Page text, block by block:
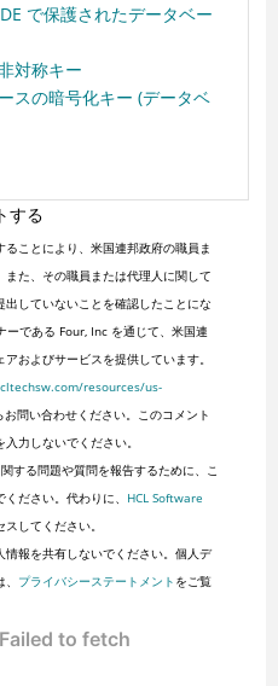
で保護されたデータベー
対称キー
スの暗号化キー (データベ
する
ことにより、米国連邦政府の職員ま
た、その職員または代理人に関して
出していないことを確認したことにな
ーである Four, Inc を通じて、米国連
およびサービスを提供しています。
resources/us-
問い合わせください。このコメント
力しないでください。
する問題や質問を報告するために、こ
ださい。代わりに、 HCL Software
してください。
情報を共有しないでください。個人デ
プライバシーステートメント をご覧